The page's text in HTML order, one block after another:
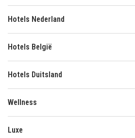
Hotels Nederland
Hotels België
Hotels Duitsland
Wellness
Luxe